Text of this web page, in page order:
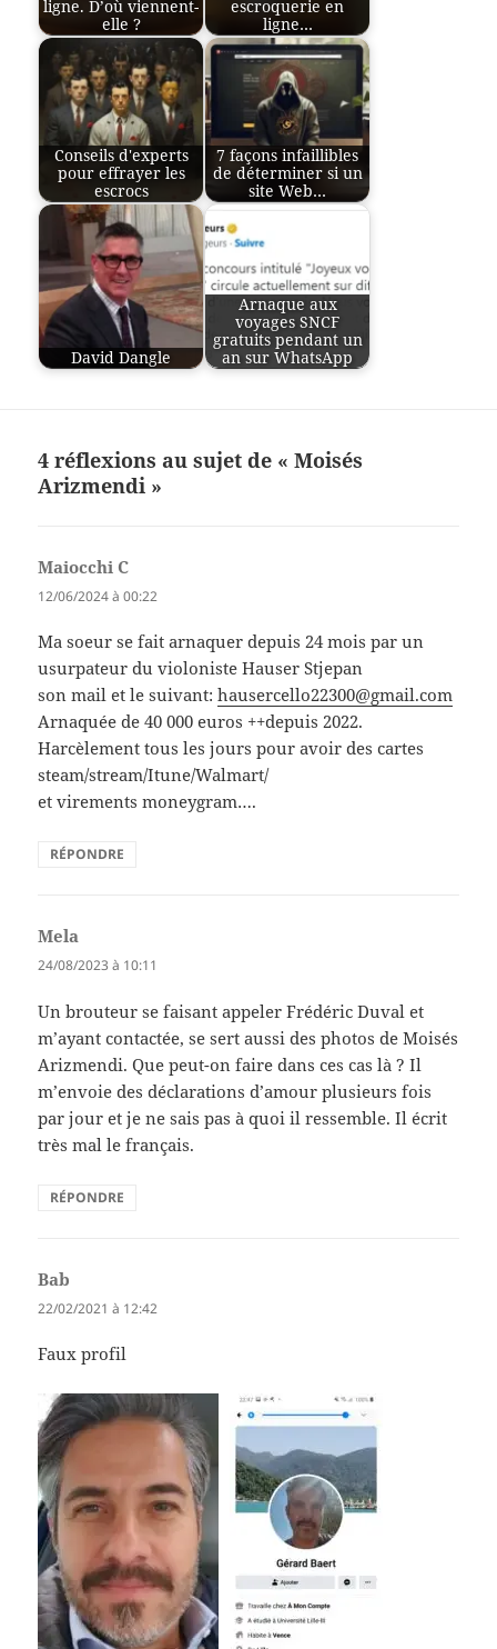
ligne. D’où viennent-
elle ?
escroquerie en
ligne…
Conseils d'experts
pour effrayer les
escrocs
7 façons infaillibles
de déterminer si un
site Web…
David Dangle
Arnaque aux
voyages SNCF
gratuits pendant un
an sur WhatsApp
4 réflexions au sujet de « Moisés
Arizmendi »
Maiocchi C
12/06/2024 à 00:22
Ma soeur se fait arnaquer depuis 24 mois par un
usurpateur du violoniste Hauser Stjepan
son mail et le suivant:hausercello22300@gmail.com
Arnaquée de 40 000 euros ++depuis 2022.
Harcèlement tous les jours pour avoir des cartes
steam/stream/Itune/Walmart/
et virements moneygram….
RÉPONDRE
Mela
24/08/2023 à 10:11
Un brouteur se faisant appeler Frédéric Duval et
m’ayant contactée, se sert aussi des photos de Moisés
Arizmendi. Que peut-on faire dans ces cas là ? Il
m’envoie des déclarations d’amour plusieurs fois
par jour et je ne sais pas à quoi il ressemble. Il écrit
très mal le français.
RÉPONDRE
Bab
22/02/2021 à 12:42
Faux profil